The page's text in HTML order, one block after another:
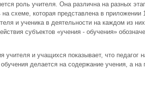
роль учителя. Она различна на разных
схеме, которая представлена в
и ученика в дея­тельности на каждом из
субъектов «учения - обучения»
учителя и учащихся пока­зывает, что педагог
делается на содержание учения, а на